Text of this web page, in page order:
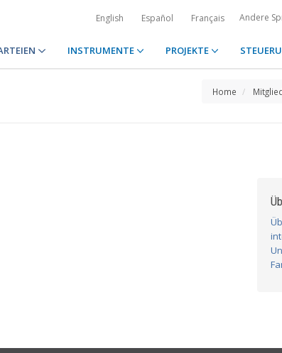
English Español Français Andere
INSTRUMENTE PROJEKTE
Home